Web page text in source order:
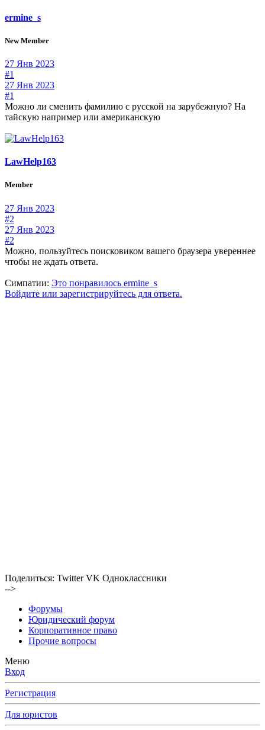
ermine_s
New Member
27 Янв 2023
#1
27 Янв 2023
#1
Можно ли сменить фамилию с русской на зарубежную? На
тайскую например или американскую
LawHelp163
Member
27 Янв 2023
#2
27 Янв 2023
#2
Можно, пользуйтесь поисковиком вашего браузера увереннее
чтобы не ждать ответа.
Симпатии: Это понравилось ermine_s
Войдите или зарегистрируйтесь для ответа.
Поделиться: Twitter VK Одноклассники
-->
Форумы
Юридический форум
Корпоративное право
Прочие вопросы
Меню
Вход
Регистрация
Для юристов